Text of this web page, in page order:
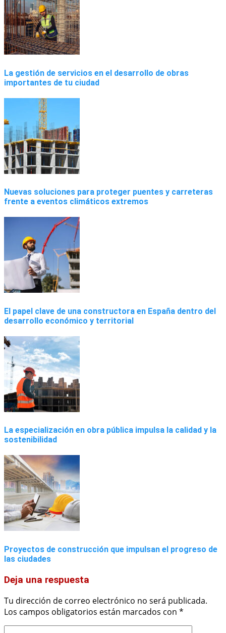
La gestión de servicios en el desarrollo de obras
importantes de tu ciudad
Nuevas soluciones para proteger puentes y carreteras
frente a eventos climáticos extremos
El papel clave de una constructora en España dentro del
desarrollo económico y territorial
La especialización en obra pública impulsa la calidad y la
sostenibilidad
Proyectos de construcción que impulsan el progreso de
las ciudades
Deja una respuesta
Tu dirección de correo electrónico no será publicada.
Los campos obligatorios están marcados con *